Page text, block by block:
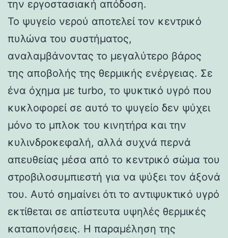
την εργοστασιακή απόδοση.
Το ψυγείο νερού αποτελεί τον κεντρικό
πυλώνα του συστήματος,
αναλαμβάνοντας το μεγαλύτερο βάρος
της αποβολής της θερμικής ενέργειας. Σε
ένα όχημα με turbo, το ψυκτικό υγρό που
κυκλοφορεί σε αυτό το ψυγείο δεν ψύχει
μόνο το μπλοκ του κινητήρα και την
κυλινδροκεφαλή, αλλά συχνά περνά
απευθείας μέσα από το κεντρικό σώμα του
στροβιλοσυμπιεστή για να ψύξει τον άξονά
του. Αυτό σημαίνει ότι το αντιψυκτικό υγρό
εκτίθεται σε απίστευτα υψηλές θερμικές
καταπονήσεις. Η παραμέληση της